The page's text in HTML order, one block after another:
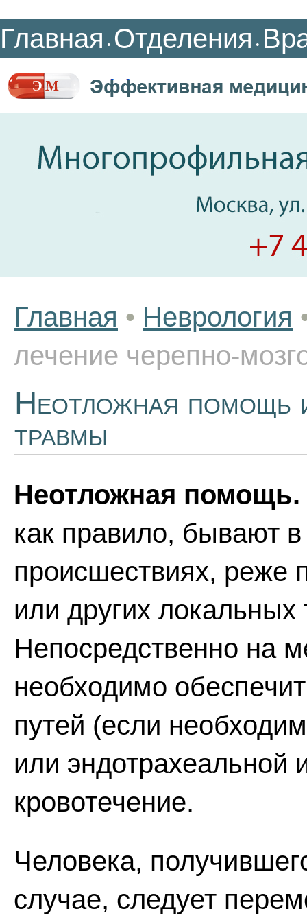
Главная • Отделения •
Главная • Неврология
лечение черепно-
Неотложная помощь
травмы
Неотложная помощь.
как правило, бывают
происшествиях, реже
или других
Непосредственно на
необходимо
путей (если
или эндотрахеальной
кровотечение.
Человека,
случае, следует